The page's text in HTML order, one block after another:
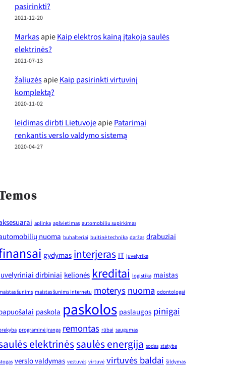
pasirinkti?
2021-12-20
MarkasapieKaip elektros kainą įtakoja saulės
elektrinės?
2021-07-13
žaliuzėsapieKaip pasirinkti virtuvinį
komplektą?
2020-11-02
leidimas dirbti LietuvojeapiePatarimai
renkantis verslo valdymo sistemą
2020-04-27
aplinka apšvietimas automobiliu supirkimas
nuoma buhalteriai buitinė technika daržas drabuziai
gydymas interjeras IT juvelyrika
dirbiniai kelionėskreditai logistika maistas
šunims maistas šunims internetu moterys nuoma odontologai
paskola paskolos paslaugos pinigai
programinė įranga remontas rūbai saugumas
elektrinėssaulės energija sodas statyba
verslo valdymas vestuvės virtuvė virtuvės baldai šildymas